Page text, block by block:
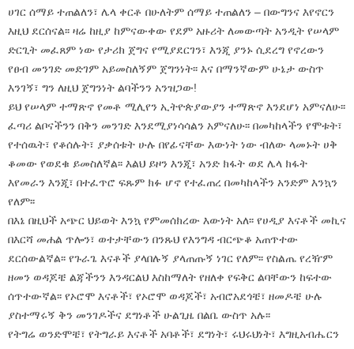
ሀገር ሰማይ ተጠልለን፣ ሌላ ቀርቶ በሁለትም ሰማይ ተጠልለን – በውግንና እየኖርን
እዚህ ደርሰናል፡፡ ዛሬ ከዚያ ከምናውቀው የደም አዙሪት ለመውጣት አንዲት የሠላም
ድርጊት መፈጸም ነው የታሪክ ጀግና የሚያደርገን፣ እንጂ ያንኑ ሲደረግ የኖረውን
የፀብ መንገድ መድገም አይመስለኝም ጀግንነት፡፡ እና በማንኛውም ሁኔታ ውስጥ
እንገኝ፣ ግን ለዚህ ጀግንነት ልባችንን አንዝጋው!
ይህ የሠላም ተማጽኖ የመቶ ሚሊየን ኢትዮጵያውያን ተማጽኖ እንደሆነ አምናለሁ፡፡
ፈጣሪ ልቦናችንን በቅን መንገድ እንደሚያነሳሳልን አምናለሁ፡፡ በመካከላችን የሞቱት፣
የተሰዉት፣ የቆሰሉት፣ ያቃሰቱት ሁሉ በየፊናቸው እውነት ነው ብለው ላመኑት ሀቅ
ቆመው የወደቁ ይመስለኛል፡፡ እልህ ይዞን እንጂ፣ አንድ ክፋት ወደ ሌላ ክፋት
እየመራን እንጂ፣ በተፈጥሮ ፍጹም ክፉ ሆኖ የተፈጠረ በመካከላችን አንድም እንኳን
የለም፡፡
በእኔ በዚህች አጭር ህይወት እንኳ የምመሰክረው እውነት አለ፡፡ የሀዲያ እናቶች መኪና
በእርሻ መሐል ጥሎን፣ ወተታቸውን በንጹህ የእንግዳ ብርጭቆ አጠጥተው
ደርሰውልኛል፡፡ የጉራጌ እናቶች ያላበሉኝ ያላጠጡኝ ነገር የለም፡፡ የስልጤ የረዥም
ዘመን ወዳጆቼ ልጃችንን እንዳርልህ እስከማለት የዘለቀ የፍቅር ልባቸውን ከፍተው
ሰጥተውኛል፡፡ የኦሮሞ እናቶች፣ የኦሮሞ ወዳጆች፣ አብሮአደጎቼ፣ ዘመዶቼ ሁሉ
ያስተማሩኝ ቅን መንገዶችና ደግነቶች ሁልጊዜ በልቤ ውስጥ አሉ፡፡
የትግሬ ወንድሞቼ፣ የትግራይ እናቶች አባቶች፣ ደግነት፣ ሩህሩህነት፣ እግዚአብሔርን